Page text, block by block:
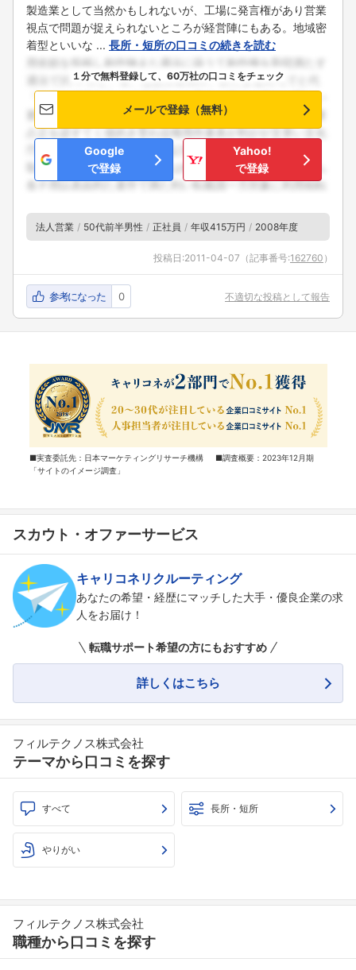
製造業として当然かもしれないが、工場に発言権があり営業
視点で問題が捉えられないところが経営陣にもある。地域密
着型といいな ... 長所・短所の口コミの続きを読む
１分で無料登録して、60万社の口コミをチェック
メールで登録（無料）
Google
で登録
Yahoo!
で登録
法人営業 50代前半男性 正社員 年収415万円 2008年度
投稿日:2011-04-07 （記事番号:162760 ）
参考になった 0 不適切な投稿として報告
■実査委託先：日本マーケティングリサーチ機構 ■調査概要：2023年12月期
「サイトのイメージ調査」
スカウト・オファーサービス
キャリコネリクルーティング
あなたの希望・経歴にマッチした大手・優良企業の求
人をお届け！
転職サポート希望の方にもおすすめ
詳しくはこちら
フィルテクノス株式会社
テーマから口コミを探す
すべて 長所・短所
やりがい
フィルテクノス株式会社
職種から口コミを探す